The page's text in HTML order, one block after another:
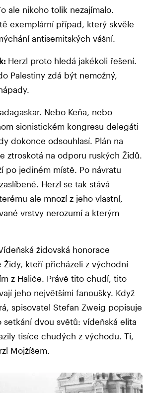
ale nikoho tolik nezajímalo.
exemplární případ, který skvěle
antisemitských vášní.
Herzl proto hledá jakékoli řešení.
Palestiny zdá být nemožný,
Nebo Keňa, nebo
sionistickém kongresu delegáti
dokonce odsouhlasí. Plán na
ztroskotá na odporu ruských Židů.
po jediném místě. Po návratu
Herzl se tak stává
ale mnozí z jeho vlastní,
vrstvy nerozumí a kterým
židovská honorace
Židy, kteří přicházeli z východní
z Haliče. Právě tito chudí, tito
jeho největšími fanoušky. Když
spisovatel Stefan Zweig popisuje
setkání dvou světů: vídeňská elita
tisíce chudých z východu. Ti,
Mojžíšem.